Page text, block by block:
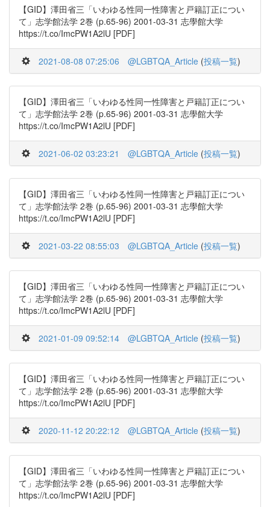
【GID】澤田省三「いわゆる性同一性障害と戸籍訂正につい
て」志学館法学 2巻 (p.65-96) 2001-03-31 志學館大学
https://t.co/ImcPW1A2lU [PDF]
2021-08-08 07:25:06 @LGBTQA_Article (投稿一覧)
【GID】澤田省三「いわゆる性同一性障害と戸籍訂正につい
て」志学館法学 2巻 (p.65-96) 2001-03-31 志學館大学
https://t.co/ImcPW1A2lU [PDF]
2021-06-02 03:23:21 @LGBTQA_Article (投稿一覧)
【GID】澤田省三「いわゆる性同一性障害と戸籍訂正につい
て」志学館法学 2巻 (p.65-96) 2001-03-31 志學館大学
https://t.co/ImcPW1A2lU [PDF]
2021-03-22 08:55:03 @LGBTQA_Article (投稿一覧)
【GID】澤田省三「いわゆる性同一性障害と戸籍訂正につい
て」志学館法学 2巻 (p.65-96) 2001-03-31 志學館大学
https://t.co/ImcPW1A2lU [PDF]
2021-01-09 09:52:14 @LGBTQA_Article (投稿一覧)
【GID】澤田省三「いわゆる性同一性障害と戸籍訂正につい
て」志学館法学 2巻 (p.65-96) 2001-03-31 志學館大学
https://t.co/ImcPW1A2lU [PDF]
2020-11-12 20:22:12 @LGBTQA_Article (投稿一覧)
【GID】澤田省三「いわゆる性同一性障害と戸籍訂正につい
て」志学館法学 2巻 (p.65-96) 2001-03-31 志學館大学
https://t.co/ImcPW1A2lU [PDF]